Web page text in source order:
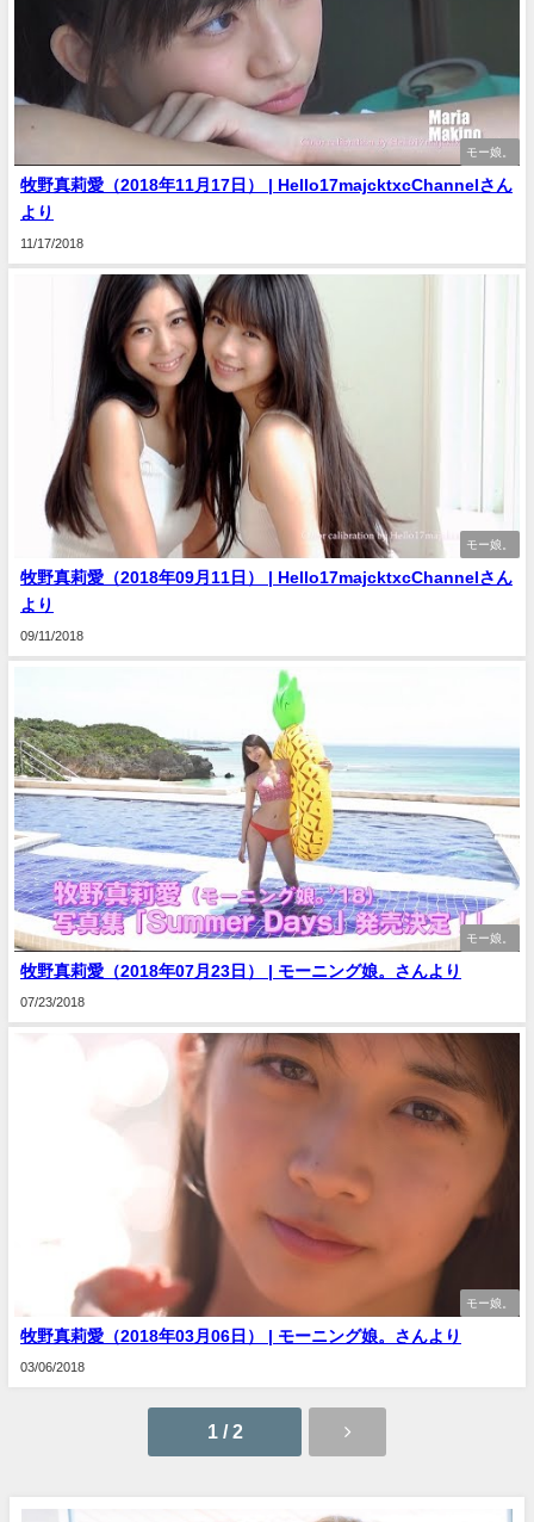
モー娘。
牧野真莉愛（2018年11月17日） | Hello17majcktxcChannelさん
より
11/17/2018
モー娘。
牧野真莉愛（2018年09月11日） | Hello17majcktxcChannelさん
より
09/11/2018
モー娘。
牧野真莉愛（2018年07月23日） | モーニング娘。さんより
07/23/2018
モー娘。
牧野真莉愛（2018年03月06日） | モーニング娘。さんより
03/06/2018
1 / 2